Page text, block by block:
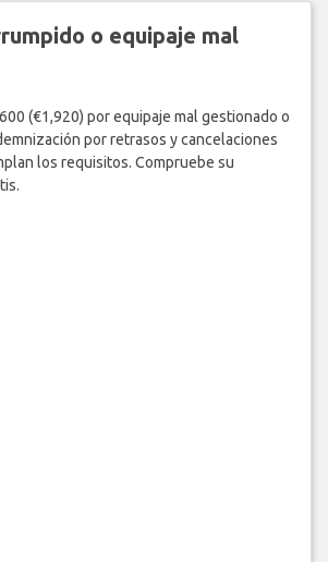
o equipaje mal
(€1,920) por equipaje mal gestionado o
por retrasos y cancelaciones
los requisitos. Compruebe su